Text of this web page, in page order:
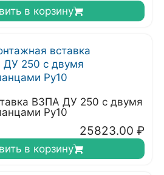
в корзину
ВЗПА ДУ 250 с двумя
Ру10
25823.00 ₽
в корзину